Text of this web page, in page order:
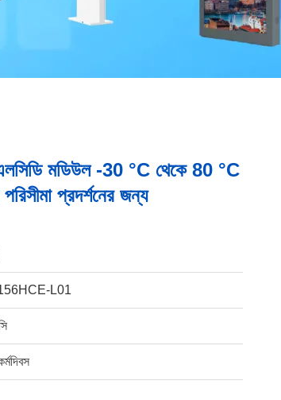
মডিউল -30 °C থেকে 80 °C
প্রদর্শনের জন্য
L01